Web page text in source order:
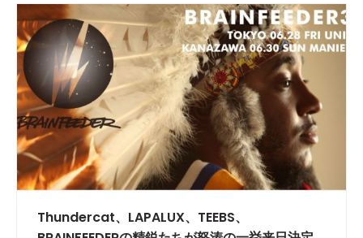
Thundercat、LAPALUX、TEEBS、